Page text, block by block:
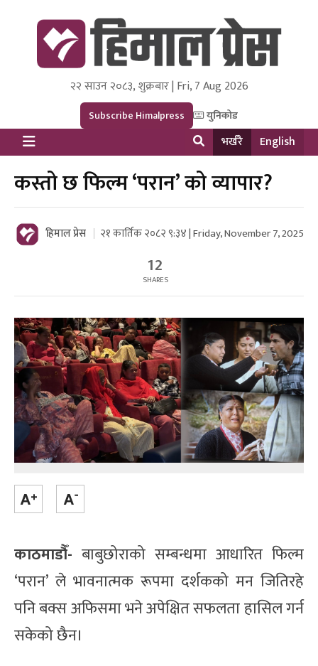
Himal Press
Dot NewsyNepal Media and Research Pvt Ltd.
२२ साउन २०८३, शुक्रबार | Fri, 7 Aug 2026
Subscribe Himalpress युनिकोड
भर्खरै English
कस्तो छ फिल्म ‘परान’ को व्यापार?
हिमाल प्रेस २१ कार्तिक २०८२ ९:३४ | Friday, November 7, 2025
12
SHARES
काठमाडौँ- बाबुछोराको सम्बन्धमा आधारित फिल्म
‘परान’ ले भावनात्मक रूपमा दर्शकको मन जितिरहे
पनि बक्स अफिसमा भने अपेक्षित सफलता हासिल गर्न
सकेको छैन।